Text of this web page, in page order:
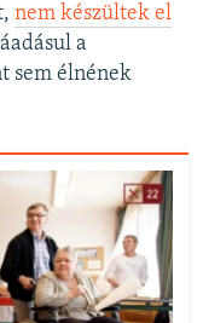
nem készültek el
a
sem élnének